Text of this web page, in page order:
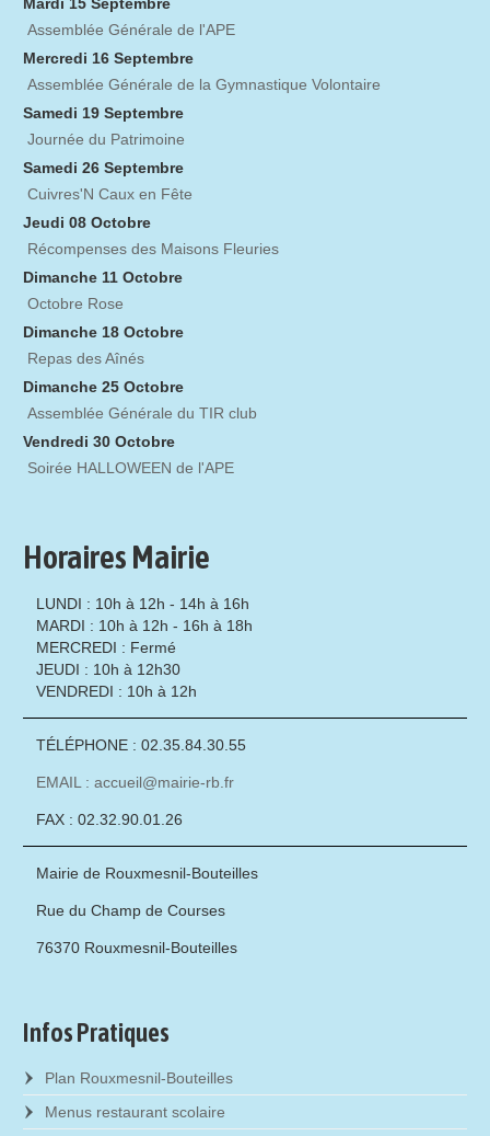
Assemblée Générale de l'APE
Mercredi 16 Septembre
Assemblée Générale de la Gymnastique Volontaire
Samedi 19 Septembre
Journée du Patrimoine
Samedi 26 Septembre
Cuivres'N Caux en Fête
Jeudi 08 Octobre
Récompenses des Maisons Fleuries
Dimanche 11 Octobre
Octobre Rose
Dimanche 18 Octobre
Repas des Aînés
Dimanche 25 Octobre
Assemblée Générale du TIR club
Vendredi 30 Octobre
Soirée HALLOWEEN de l'APE
Horaires Mairie
LUNDI : 10h à 12h - 14h à 16h
MARDI : 10h à 12h - 16h à 18h
MERCREDI : Fermé
JEUDI : 10h à 12h30
VENDREDI : 10h à 12h
TÉLÉPHONE : 02.35.84.30.55
EMAIL : accueil@mairie-rb.fr
FAX : 02.32.90.01.26
Mairie de Rouxmesnil-Bouteilles
Rue du Champ de Courses
76370 Rouxmesnil-Bouteilles
Infos Pratiques
Plan Rouxmesnil-Bouteilles
Menus restaurant scolaire